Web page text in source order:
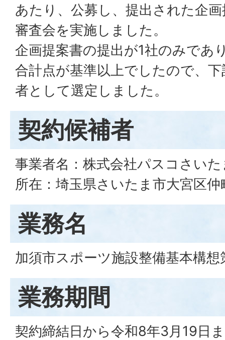
あたり、公募し、提出された企
審査会を実施しました。
企画提案書の提出が1社のみであ
合計点が基準以上でしたので、
者として選定しました。
契約候補者
事業者名：株式会社パスコさい
所在：埼玉県さいたま市大宮区仲
業務名
加須市スポーツ施設整備基本構想
業務期間
契約締結日から令和8年3月19日